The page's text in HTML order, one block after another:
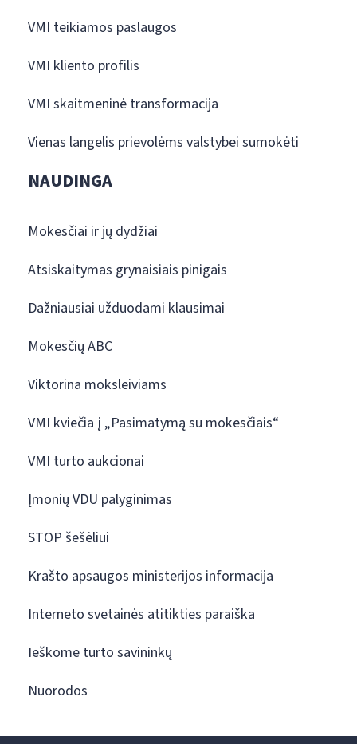
VMI teikiamos paslaugos
VMI kliento profilis
VMI skaitmeninė transformacija
Vienas langelis prievolėms valstybei sumokėti
NAUDINGA
Mokesčiai ir jų dydžiai
Atsiskaitymas grynaisiais pinigais
Dažniausiai užduodami klausimai
Mokesčių ABC
Viktorina moksleiviams
VMI kviečia į „Pasimatymą su mokesčiais“
VMI turto aukcionai
Įmonių VDU palyginimas
STOP šešėliui
Krašto apsaugos ministerijos informacija
Interneto svetainės atitikties paraiška
Ieškome turto savininkų
Nuorodos